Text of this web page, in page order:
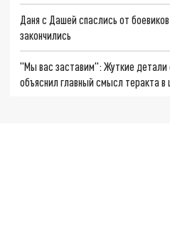
Даня с Дашей спаслись от
закончились
"Мы вас заставим": Жуткие детали
объяснил главный смысл теракта в